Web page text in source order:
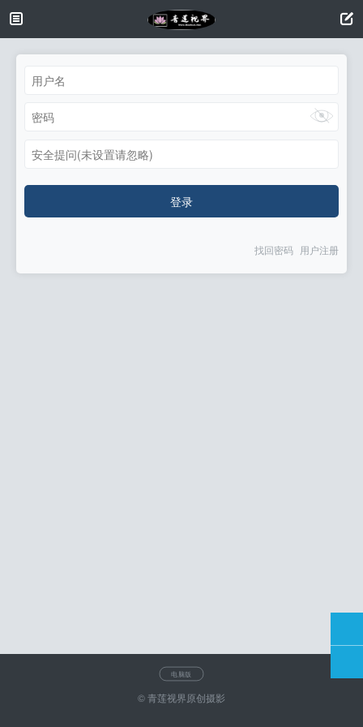
安全提问(未设置请忽略)
登录
找回密码 用户注册
电脑版
© 青莲视界原创摄影